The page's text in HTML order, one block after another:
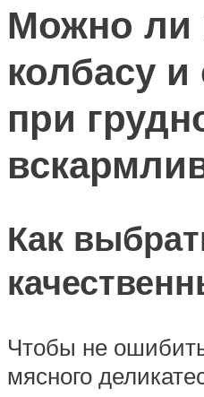
Можно ли
колбасу и
при
Как
Чтобы не
мясного